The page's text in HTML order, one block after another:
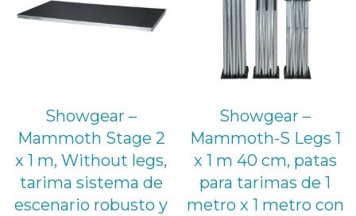
Showgear –
Mammoth Stage 2
x 1 m, Without legs,
tarima sistema de
escenario robusto y
Showgear –
Mammoth-S Legs 1
x 1 m 40 cm, patas
para tarimas de 1
metro x 1 metro con